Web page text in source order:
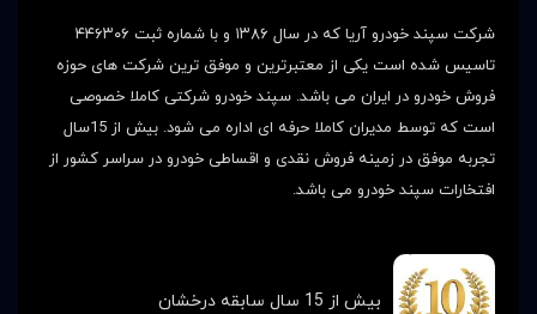
شرکت سپند خودرو آریا که در سال ۱۳۸۶ و با شماره ثبت ۴۴۶۳۰۶
تاسیس شده است یکی از معتبرترین و موفق ترین شرکت های حوزه
فروش خودرو در ایران می باشد. سپند خودرو شرکتی کاملا خصوصی
است که توسط مدیران کاملا حرفه ای اداره می شود. بیش از 15سال
تجربه موفق در زمینه فروش نقدی و اقساطی خودرو در سراسر کشور از
افتخارات سپند خودرو می باشد.
بیش از 15 سال سابقه درخشان